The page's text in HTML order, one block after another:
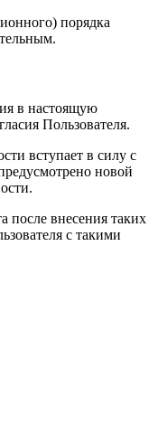
порядка
в настоящую
Пользователя.
вступает в силу с
новой
после внесения таких
с такими